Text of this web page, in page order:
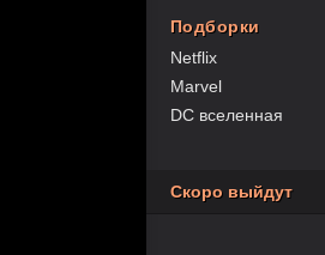
Подборки
Netflix
Marvel
DC вселенная
Скоро выйдут